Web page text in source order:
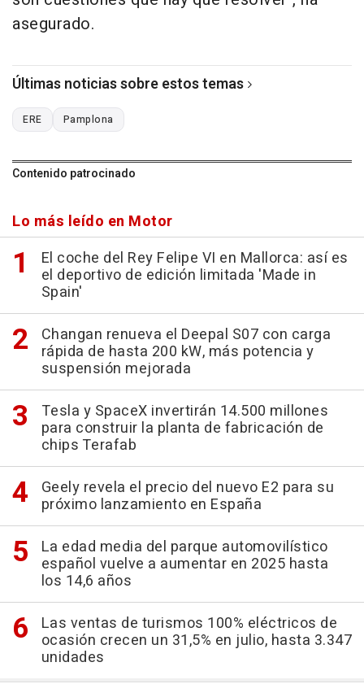
asegurado.
Últimas noticias sobre estos temas
ERE Pamplona
Contenido patrocinado
Lo más leído en Motor
El coche del Rey Felipe VI en Mallorca: así es
el deportivo de edición limitada 'Made in
Spain'
Changan renueva el Deepal S07 con carga
rápida de hasta 200 kW, más potencia y
suspensión mejorada
Tesla y SpaceX invertirán 14.500 millones
para construir la planta de fabricación de
chips Terafab
Geely revela el precio del nuevo E2 para su
próximo lanzamiento en España
La edad media del parque automovilístico
español vuelve a aumentar en 2025 hasta
los 14,6 años
Las ventas de turismos 100% eléctricos de
ocasión crecen un 31,5% en julio, hasta 3.347
unidades